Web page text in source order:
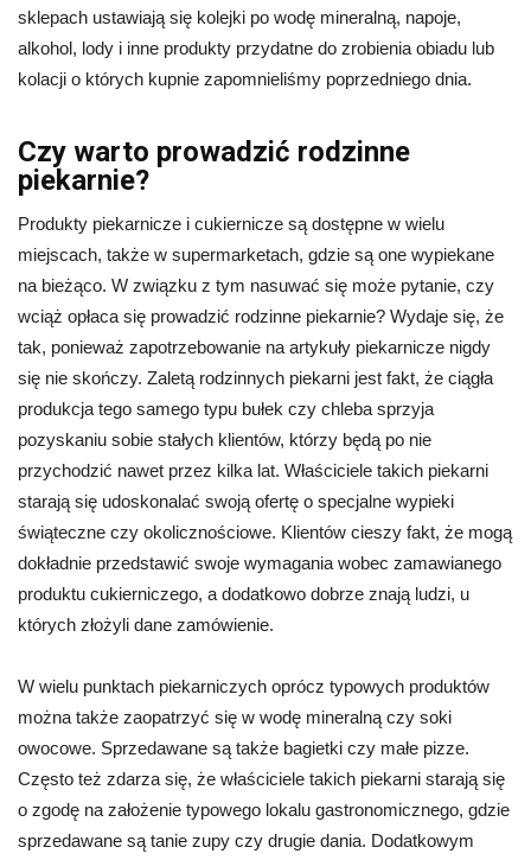
sklepach ustawiają się kolejki po wodę mineralną, napoje,
alkohol, lody i inne produkty przydatne do zrobienia obiadu lub
kolacji o których kupnie zapomnieliśmy poprzedniego dnia.
Czy warto prowadzić rodzinne
piekarnie?
Produkty piekarnicze i cukiernicze są dostępne w wielu
miejscach, także w supermarketach, gdzie są one wypiekane
na bieżąco. W związku z tym nasuwać się może pytanie, czy
wciąż opłaca się prowadzić rodzinne piekarnie? Wydaje się, że
tak, ponieważ zapotrzebowanie na artykuły piekarnicze nigdy
się nie skończy. Zaletą rodzinnych piekarni jest fakt, że ciągła
produkcja tego samego typu bułek czy chleba sprzyja
pozyskaniu sobie stałych klientów, którzy będą po nie
przychodzić nawet przez kilka lat. Właściciele takich piekarni
starają się udoskonalać swoją ofertę o specjalne wypieki
świąteczne czy okolicznościowe. Klientów cieszy fakt, że mogą
dokładnie przedstawić swoje wymagania wobec zamawianego
produktu cukierniczego, a dodatkowo dobrze znają ludzi, u
których złożyli dane zamówienie.
W wielu punktach piekarniczych oprócz typowych produktów
można także zaopatrzyć się w wodę mineralną czy soki
owocowe. Sprzedawane są także bagietki czy małe pizze.
Często też zdarza się, że właściciele takich piekarni starają się
o zgodę na założenie typowego lokalu gastronomicznego, gdzie
sprzedawane są tanie zupy czy drugie dania. Dodatkowym